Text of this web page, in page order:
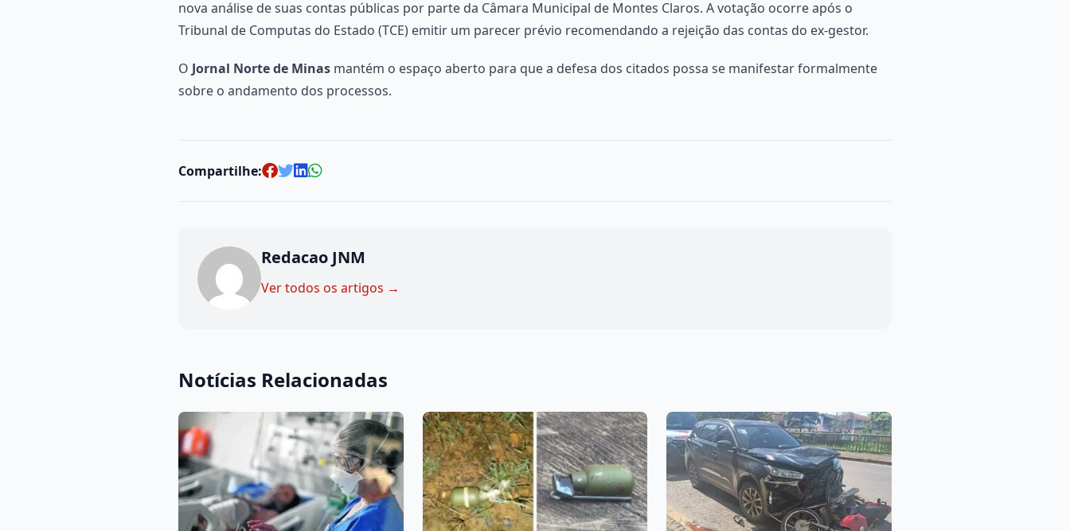
nova análise de suas contas públicas por parte da Câmara Municipal de Montes Claros. A votação ocorre após o
Tribunal de Computas do Estado (TCE) emitir um parecer prévio recomendando a rejeição das contas do ex-gestor.
O Jornal Norte de Minas mantém o espaço aberto para que a defesa dos citados possa se manifestar formalmente
sobre o andamento dos processos.
Compartilhe:
Redacao JNM
Ver todos os artigos →
Notícias Relacionadas